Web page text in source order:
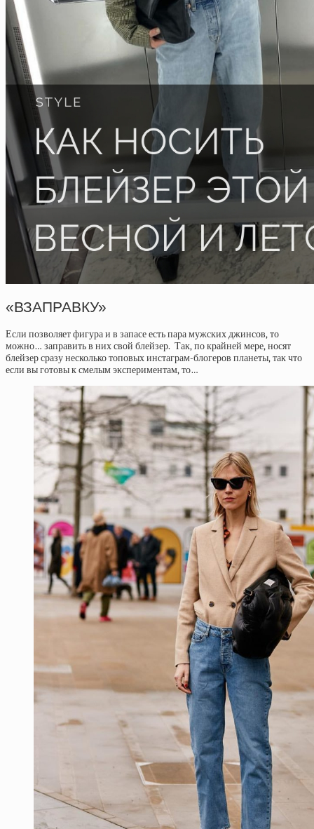
«ВЗАПРАВКУ»
Если позволяет фигура и в запасе есть пара мужских джинсов, то
можно… заправить в них свой блейзер. Так, по крайней мере, носят
блейзер сразу несколько топовых инстаграм-блогеров планеты, так что
если вы готовы к смелым экспериментам, то…